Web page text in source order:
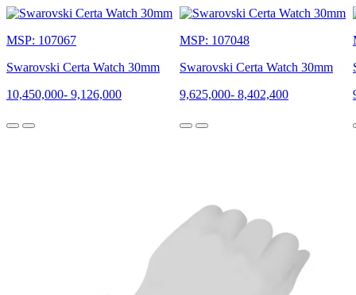
MSP: 107067
Swarovski Certa Watch 30mm
10,450,000- 9,126,000
MSP: 107048
Swarovski Certa Watch 30mm
9,625,000- 8,402,400